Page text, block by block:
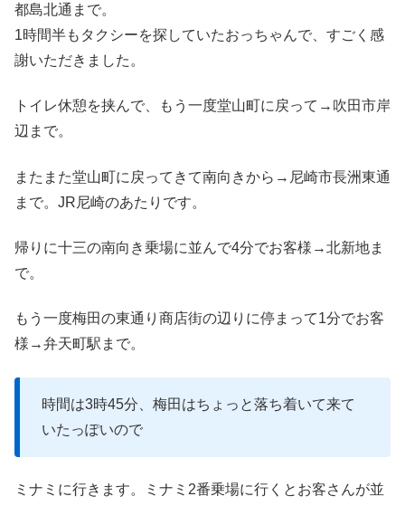
都島北通まで。
1時間半もタクシーを探していたおっちゃんで、すごく感
謝いただきました。
トイレ休憩を挟んで、もう一度堂山町に戻って→吹田市岸
辺まで。
またまた堂山町に戻ってきて南向きから→尼崎市長洲東通
まで。JR尼崎のあたりです。
帰りに十三の南向き乗場に並んで4分でお客様→北新地ま
で。
もう一度梅田の東通り商店街の辺りに停まって1分でお客
様→弁天町駅まで。
時間は3時45分、梅田はちょっと落ち着いて来て
いたっぽいので
ミナミに行きます。ミナミ2番乗場に行くとお客さんが並